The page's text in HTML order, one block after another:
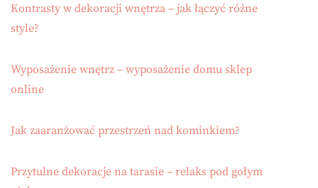
Kontrasty w dekoracji wnętrza – jak łączyć różne
style?
Wyposażenie wnętrz – wyposażenie domu sklep
online
Jak zaaranżować przestrzeń nad kominkiem?
Przytulne dekoracje na tarasie – relaks pod gołym